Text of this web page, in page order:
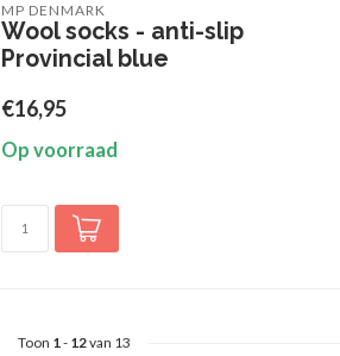
MP DENMARK
Wool socks - anti-slip
Provincial blue
€16,95
Op voorraad
Toon 1- 12van 13